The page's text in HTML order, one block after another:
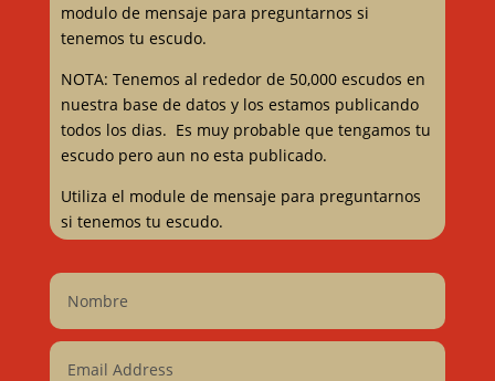
modulo de mensaje para preguntarnos si
tenemos tu escudo.
NOTA: Tenemos al rededor de 50,000 escudos en
nuestra base de datos y los estamos publicando
todos los dias. Es muy probable que tengamos tu
escudo pero aun no esta publicado.
Utiliza el module de mensaje para preguntarnos
si tenemos tu escudo.